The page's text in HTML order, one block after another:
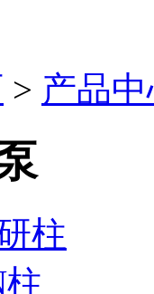
> 产品